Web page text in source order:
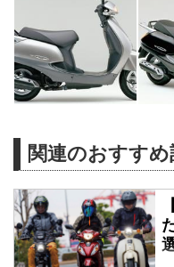
関連のおすすめ